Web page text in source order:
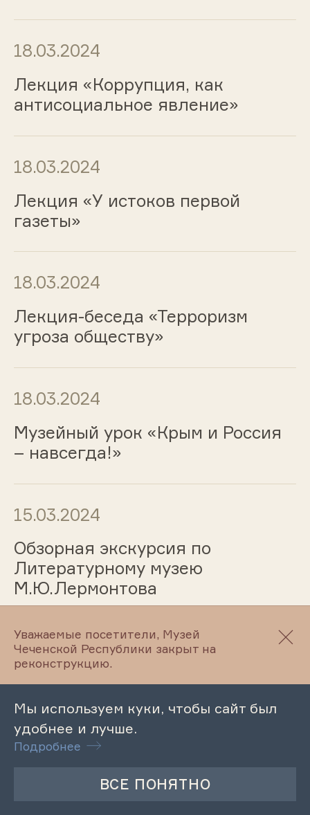
18.03.2024
Лекция «Коррупция, как
антисоциальное явление»
18.03.2024
Лекция «У истоков первой
газеты»
18.03.2024
Лекция-беседа «Терроризм
угроза обществу»
18.03.2024
Музейный урок «Крым и Россия
– навсегда!»
15.03.2024
Обзорная экскурсия по
Литературному музею
М.Ю.Лермонтова
15.03.2024
Обзорная экскурсия по
Литературно-мемориальному
музею А.Мамакаева
Уважаемые посетители, Музей
Чеченской Республики закрыт на
реконструкцию.
Мы используем куки, чтобы сайт был
удобнее и лучше.
Подробнее